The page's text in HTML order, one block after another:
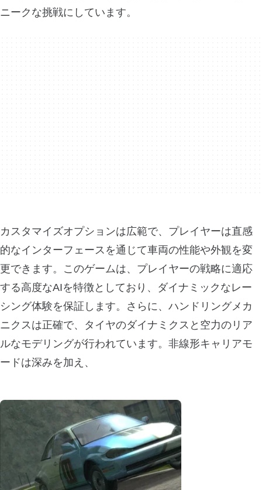
ニークな挑戦にしています。
カスタマイズオプションは広範で、プレイヤーは直感
的なインターフェースを通じて車両の性能や外観を変
更できます。このゲームは、プレイヤーの戦略に適応
する高度なAIを特徴としており、ダイナミックなレー
シング体験を保証します。さらに、ハンドリングメカ
ニクスは正確で、タイヤのダイナミクスと空力のリア
ルなモデリングが行われています。非線形キャリアモ
ードは深みを加え、